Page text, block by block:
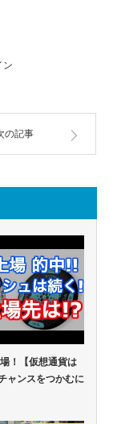
の記事
！【仮想通貨は
ャンスをつかむに